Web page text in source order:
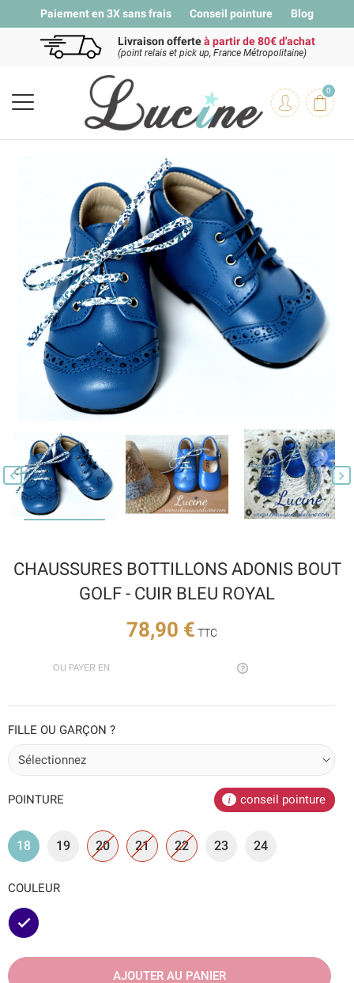
Paiement en 3X sans frais Conseil pointure Blog
Livraison offerteà partir de 80€ d'achat
(point relais et pick up, France Métropolitaine)
0
 
CHAUSSURES BOTTILLONS ADONIS BOUT
GOLF - CUIR BLEU ROYAL
78,90 € TTC
OU PAYER EN
FILLE OU GARÇON ?
POINTURE conseil pointure
18 19 20 21 22 23 24
COULEUR
Marine
AJOUTER AU PANIER